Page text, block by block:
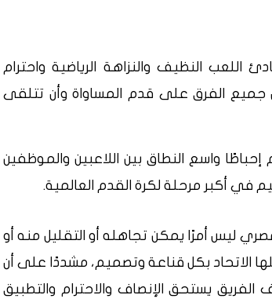
اللعب النظيف والنزاهة الرياضية واحترام
جميع الفرق على قدم المساواة وأن تتلقى
واسع النطاق بين اللاعبين والموظفين
في أكبر مرحلة لكرة القدم العالمية.
ليس أمرًا يمكن تجاهله أو التقليل منه أو
الاتحاد بكل قناعة وتصميم، مشددًا على أن
يستحق الإنصاف والاحترام والتطبيق